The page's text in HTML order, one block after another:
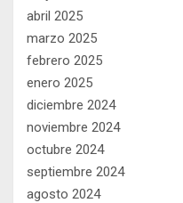
abril 2025
marzo 2025
febrero 2025
enero 2025
diciembre 2024
noviembre 2024
octubre 2024
septiembre 2024
agosto 2024